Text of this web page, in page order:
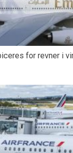
for revner i